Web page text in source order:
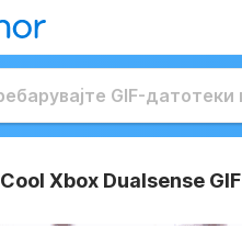
Xbox Dualsense GIF